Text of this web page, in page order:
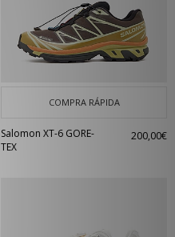
COMPRA RÁPIDA
Salomon XT-6 GORE-
TEX
200,00€